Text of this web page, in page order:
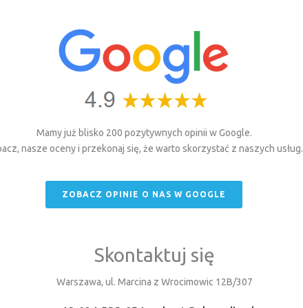
Mamy już blisko 200 pozytywnych opinii w Google.
nasze oceny i przekonaj się, że warto skorzystać z naszych usług.
ZOBACZ OPINIE O NAS W GOOGLE
Skontaktuj się
Warszawa, ul. Marcina z Wrocimowic 12B/307